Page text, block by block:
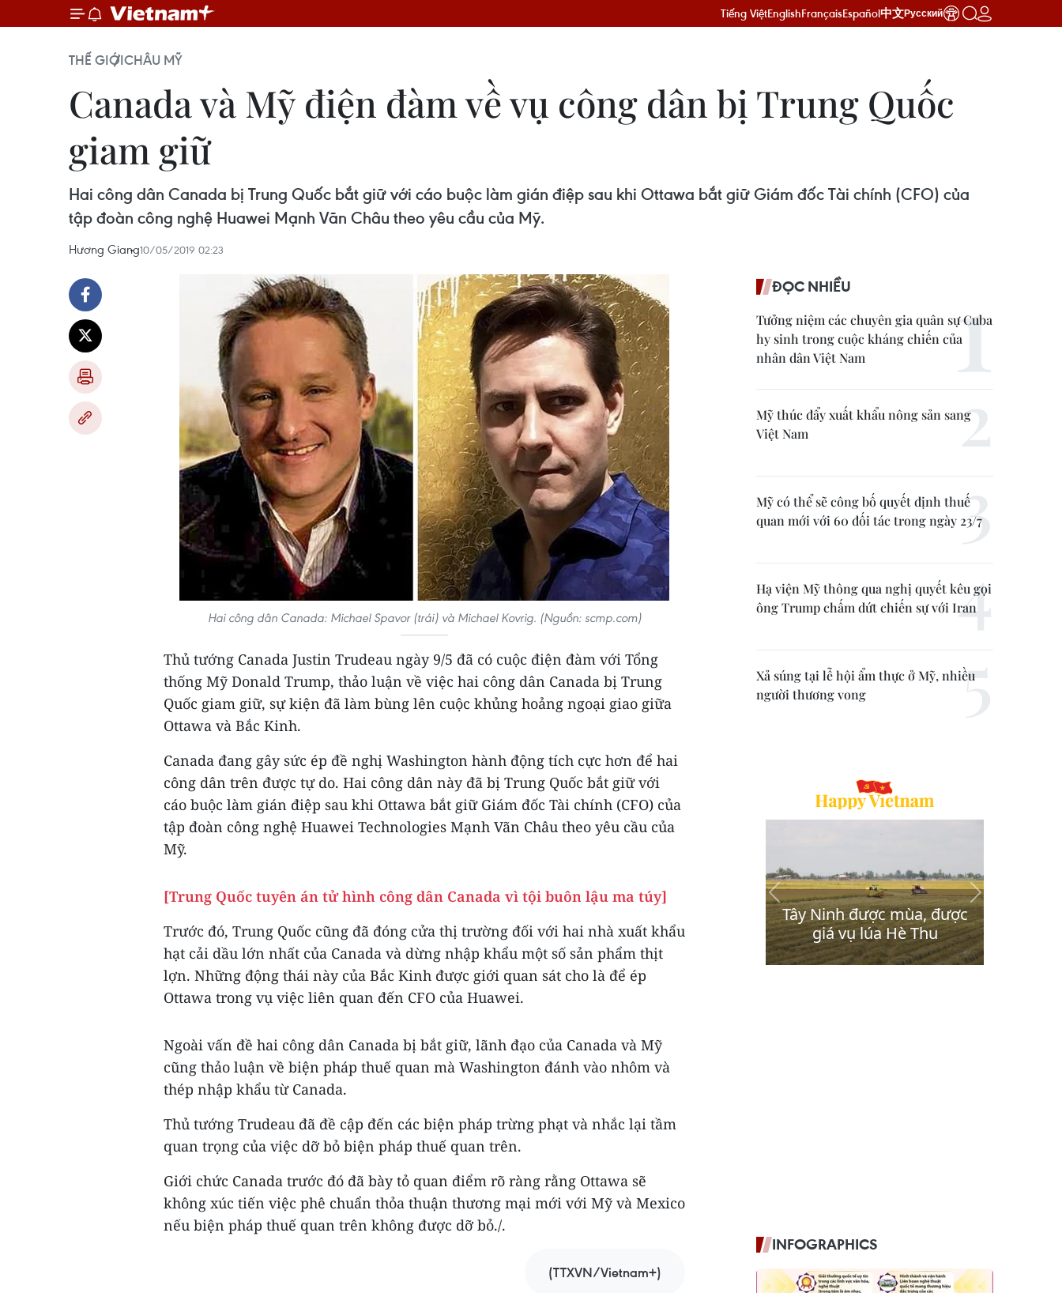
Tiếng ViệtEnglishFrançaisEspañol中文Русский
THẾ GIỚICHÂU MỸ
Canada và Mỹ điện đàm về vụ công dân bị Trung Quốc
giam giữ
Hai công dân Canada bị Trung Quốc bắt giữ với cáo buộc làm gián điệp sau khi Ottawa bắt giữ Giám đốc Tài chính (CFO) của
tập đoàn công nghệ Huawei Mạnh Vãn Châu theo yêu cầu của Mỹ.
Hương Giang10/05/2019 02:23
Hai công dân Canada: Michael Spavor (trái) và Michael Kovrig. (Nguồn: scmp.com)
Thủ tướng Canada Justin Trudeau ngày 9/5 đã có cuộc điện đàm với Tổng
thống Mỹ Donald Trump, thảo luận về việc hai công dân Canada bị Trung
Quốc giam giữ, sự kiện đã làm bùng lên cuộc khủng hoảng ngoại giao giữa
Ottawa và Bắc Kinh.
Canada đang gây sức ép đề nghị Washington hành động tích cực hơn để hai
công dân trên được tự do. Hai công dân này đã bị Trung Quốc bắt giữ với
cáo buộc làm gián điệp sau khi Ottawa bắt giữ Giám đốc Tài chính (CFO) của
tập đoàn công nghệ Huawei Technologies Mạnh Vãn Châu theo yêu cầu của
Mỹ.
[Trung Quốc tuyên án tử hình công dân Canada vì tội buôn lậu ma túy]
Trước đó, Trung Quốc cũng đã đóng cửa thị trường đối với hai nhà xuất khẩu
hạt cải dầu lớn nhất của Canada và dừng nhập khẩu một số sản phẩm thịt
lợn. Những động thái này của Bắc Kinh được giới quan sát cho là để ép
Ottawa trong vụ việc liên quan đến CFO của Huawei.
Ngoài vấn đề hai công dân Canada bị bắt giữ, lãnh đạo của Canada và Mỹ
cũng thảo luận về biện pháp thuế quan mà Washington đánh vào nhôm và
thép nhập khẩu từ Canada.
Thủ tướng Trudeau đã đề cập đến các biện pháp trừng phạt và nhắc lại tầm
quan trọng của việc dỡ bỏ biện pháp thuế quan trên.
Giới chức Canada trước đó đã bày tỏ quan điểm rõ ràng rằng Ottawa sẽ
không xúc tiến việc phê chuẩn thỏa thuận thương mại mới với Mỹ và Mexico
nếu biện pháp thuế quan trên không được dỡ bỏ./.
(TTXVN/Vietnam+)
ĐỌC NHIỀU
Tưởng niệm các chuyên gia quân sự Cuba
hy sinh trong cuộc kháng chiến của
nhân dân Việt Nam
Mỹ thúc đẩy xuất khẩu nông sản sang
Việt Nam
Mỹ có thể sẽ công bố quyết định thuế
quan mới với 60 đối tác trong ngày 23/7
Hạ viện Mỹ thông qua nghị quyết kêu gọi
ông Trump chấm dứt chiến sự với Iran
Xả súng tại lễ hội ẩm thực ở Mỹ, nhiều
người thương vong
INFOGRAPHICS